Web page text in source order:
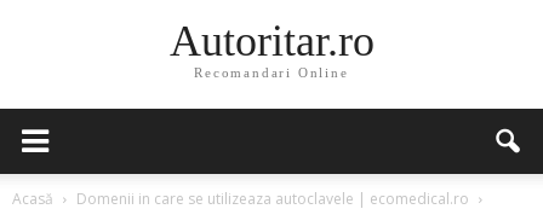
Autoritar.ro
Recomandari Online
Acasă
Domenii in care se utilizeaza autoclavele | ecomedical.ro